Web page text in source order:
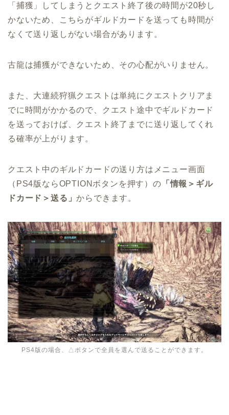
「捕獲」してしまうとクエスト終了後の時間が20秒し
かないため、こちらがギルドカードを送っても時間が
なくて送り返しがない場合があります。
古龍は捕獲ができないため、その心配がいりません。
また、大連続狩猟クエストは単純にクエストクリアま
でに時間がかかるので、クエスト途中でギルドカード
を送っておけば、クエスト終了までに送り返してくれ
る確率が上がります。
クエスト中のギルドカードの送り方はメニュー画面
（PS4版ならOPTIONボタンを押す）の 「情報＞ギル
ドカード＞送る」からできます。
PS4版の場合、△ボタンで全員を選んで送ることができます。